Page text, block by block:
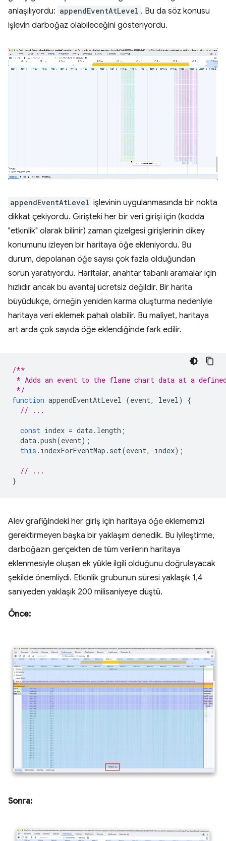
anlaşılıyordu: appendEventAtLevel . Bu da söz konusu
işlevin darboğaz olabileceğini gösteriyordu.
appendEventAtLevel işlevinin uygulanmasında bir nokta
dikkat çekiyordu. Girişteki her bir veri girişi için (kodda
"etkinlik" olarak bilinir) zaman çizelgesi girişlerinin dikey
konumunu izleyen bir haritaya öğe ekleniyordu. Bu
durum, depolanan öğe sayısı çok fazla olduğundan
sorun yaratıyordu. Haritalar, anahtar tabanlı aramalar için
hızlıdır ancak bu avantaj ücretsiz değildir. Bir harita
büyüdükçe, örneğin yeniden karma oluşturma nedeniyle
haritaya veri eklemek pahalı olabilir. Bu maliyet, haritaya
art arda çok sayıda öğe eklendiğinde fark edilir.
/**
* Adds an event to the flame chart data at a
*/
function appendEventAtLevel (event, level )
{
// ...
const index = data . length ;
data .push(event);
this . indexForEventMap . set(event, index);
// ...
}
Alev grafiğindeki her giriş için haritaya öğe eklememizi
gerektirmeyen başka bir yaklaşım denedik. Bu iyileştirme,
darboğazın gerçekten de tüm verilerin haritaya
eklenmesiyle oluşan ek yükle ilgili olduğunu doğrulayacak
şekilde önemliydi. Etkinlik grubunun süresi yaklaşık 1,4
saniyeden yaklaşık 200 milisaniyeye düştü.
Önce:
Sonra: